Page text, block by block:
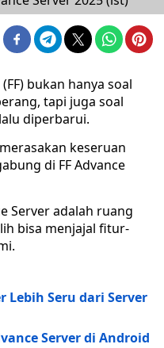
(FF) bukan hanya soal
tapi juga soal
diperbarui.
keseruan
di FF Advance
Server adalah ruang
bisa menjajal fitur-
Lebih Seru dari Server
Server di Android